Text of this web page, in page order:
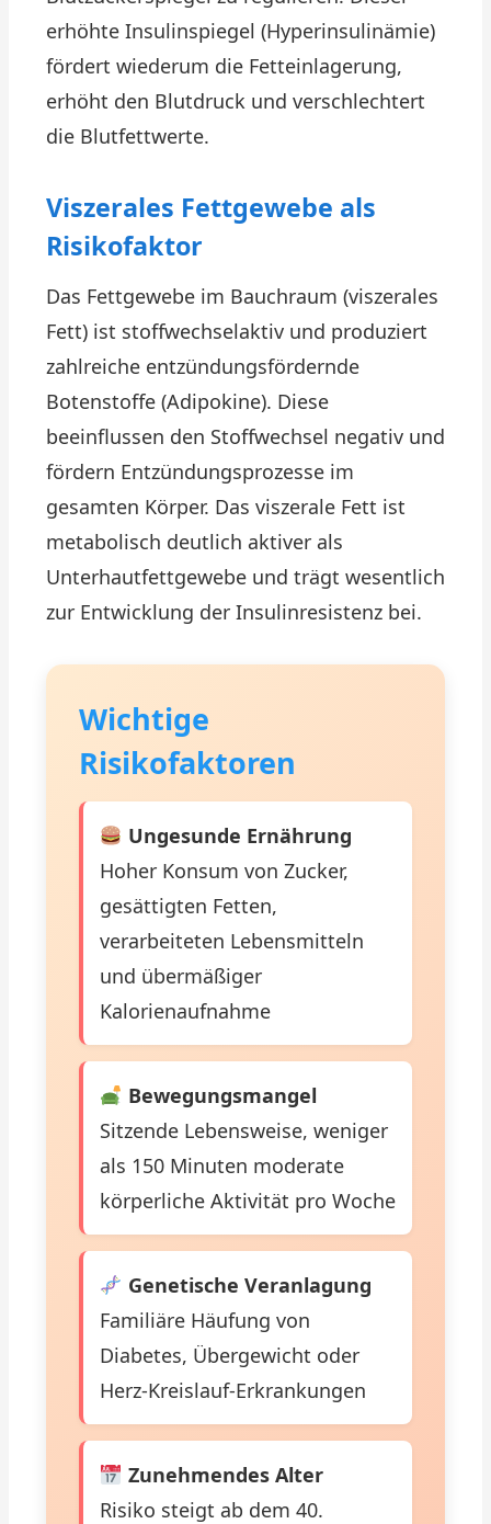
erhöhte Insulinspiegel (Hyperinsulinämie)
fördert wiederum die Fetteinlagerung,
erhöht den Blutdruck und verschlechtert
die Blutfettwerte.
Viszerales Fettgewebe als
Risikofaktor
Das Fettgewebe im Bauchraum (viszerales
Fett) ist stoffwechselaktiv und produziert
zahlreiche entzündungsfördernde
Botenstoffe (Adipokine). Diese
beeinflussen den Stoffwechsel negativ und
fördern Entzündungsprozesse im
gesamten Körper. Das viszerale Fett ist
metabolisch deutlich aktiver als
Unterhautfettgewebe und trägt wesentlich
zur Entwicklung der Insulinresistenz bei.
Wichtige
Risikofaktoren
Ungesunde Ernährung
Hoher Konsum von Zucker,
gesättigten Fetten,
verarbeiteten Lebensmitteln
und übermäßiger
Kalorienaufnahme
Bewegungsmangel
Sitzende Lebensweise, weniger
als 150 Minuten moderate
körperliche Aktivität pro Woche
Genetische Veranlagung
Familiäre Häufung von
Diabetes, Übergewicht oder
Herz-Kreislauf-Erkrankungen
Zunehmendes Alter
Risiko steigt ab dem 40.